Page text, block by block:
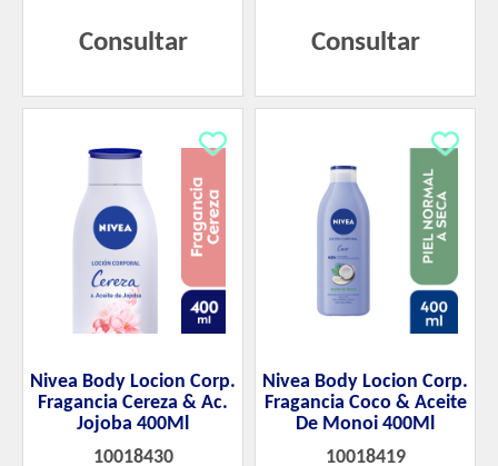
Consultar Consultar
Nivea Body Locion Corp.
Fragancia Cereza & Ac.
Jojoba 400Ml
10018430
Nivea Body Locion Corp.
Fragancia Coco & Aceite
De Monoi 400Ml
10018419